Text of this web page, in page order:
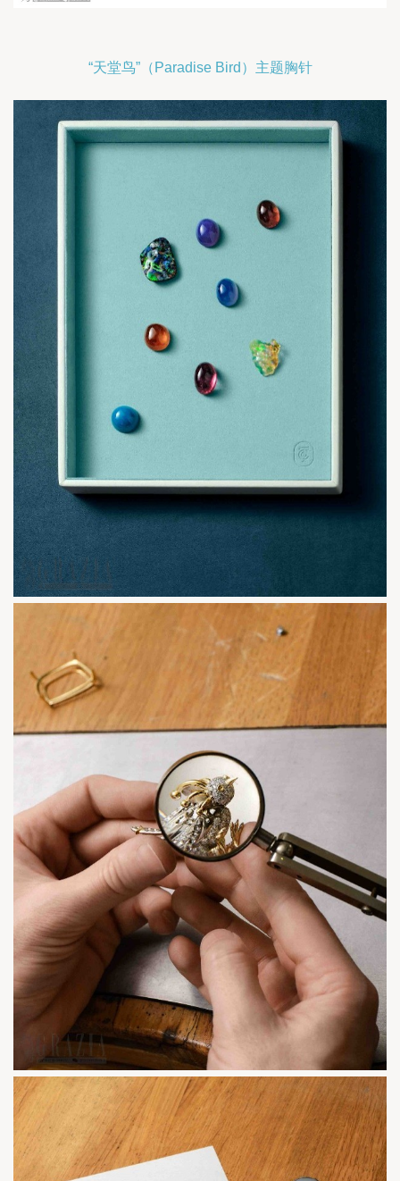
“天堂鸟”（Paradise Bird）主题胸针